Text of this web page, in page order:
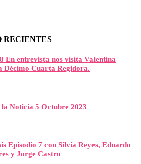
RECIENTES
En entrevista nos visita Valentina
Décimo Cuarta Regidora.
Noticia 5 Octubre 2023
Episodio 7 con Silvia Reyes, Eduardo
y Jorge Castro